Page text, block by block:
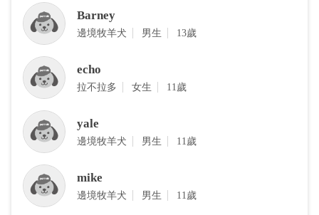
Barney
邊境牧羊犬 男生 13歲
echo
拉不拉多 女生 11歲
yale
邊境牧羊犬 男生 11歲
mike
邊境牧羊犬 男生 11歲